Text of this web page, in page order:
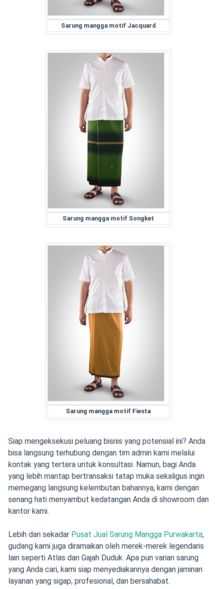
Sarung mangga motif Jacquard
Sarung mangga motif Songket
Sarung mangga motif Fiesta
Siap mengeksekusi peluang bisnis yang potensial ini? Anda
bisa langsung terhubung dengan tim admin kami melalui
kontak yang tertera untuk konsultasi. Namun, bagi Anda
yang lebih mantap bertransaksi tatap muka sekaligus ingin
memegang langsung kelembutan bahannya, kami dengan
senang hati menyambut kedatangan Anda di showroom dan
kantor kami.
Lebih dari sekadar Pusat Jual Sarung Mangga Purwakarta,
gudang kami juga diramaikan oleh merek-merek legendaris
lain seperti Atlas dan Gajah Duduk. Apa pun varian sarung
yang Anda cari, kami siap menyediakannya dengan jaminan
layanan yang sigap, profesional, dan bersahabat.